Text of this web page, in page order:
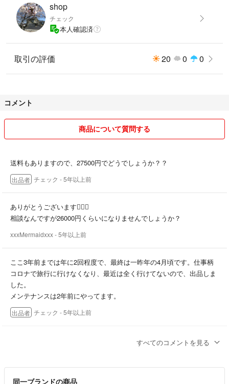
shop
チェック
本人確認済
取引の評価 20 0 0
コメント
商品について質問する
送料もありますので、27500円でどうでしょうか？？
出品者 チェック - 5年以上前
ありがとうございます🙇🏼‍♀️
相談なんですが26000円くらいになりませんでしょうか？
xxxMermaidxxx- 5年以上前
ここ3年前までは年に2回程度で、最終は一昨年の4月頃です。仕事柄
コロナで旅行に行けなくなり、最近は全く行けてないので、出品しま
した。
メンテナンスは2年前にやってます。
出品者 チェック - 5年以上前
初めまして、いつ頃まで使用されていた物ですか？すべてのコメントを見る
同一ブランドの商品